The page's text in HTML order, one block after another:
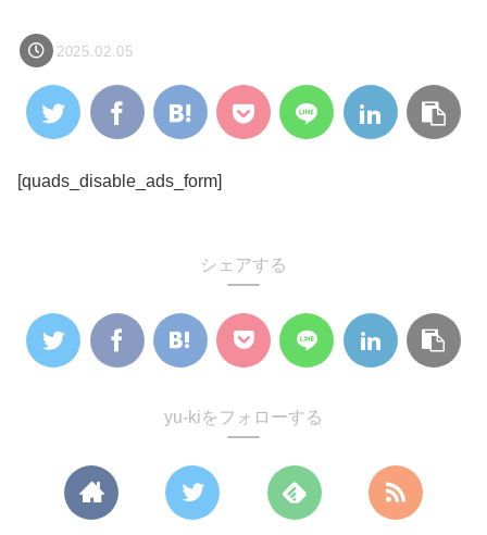
2025.02.05
[quads_disable_ads_form]
シェアする
yu-kiをフォローする